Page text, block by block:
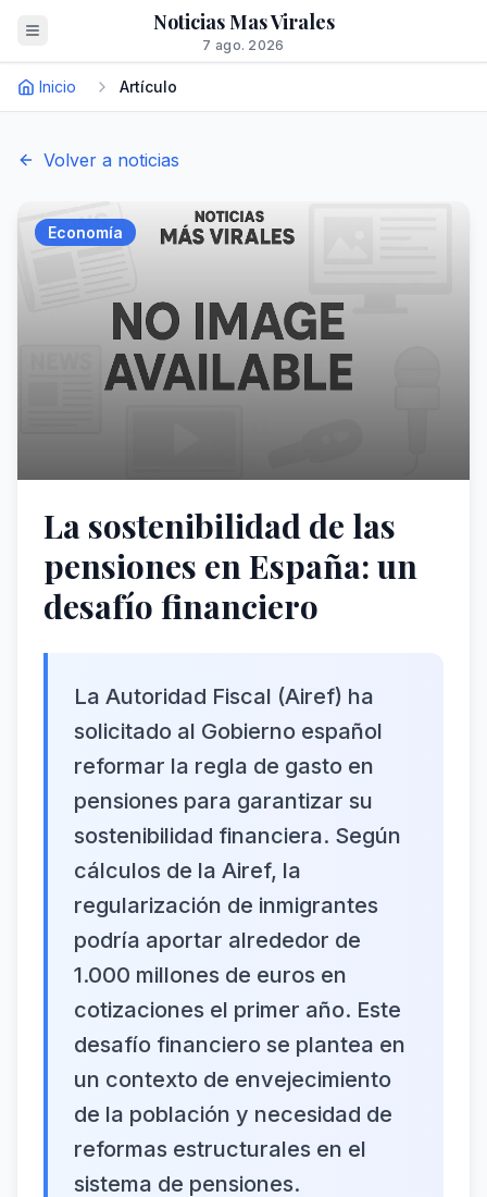
Noticias Mas Virales
7 ago. 2026
Inicio Artículo
Volver a noticias
Economía
La sostenibilidad de las
pensiones en España: un
desafío financiero
La Autoridad Fiscal (Airef) ha
solicitado al Gobierno español
reformar la regla de gasto en
pensiones para garantizar su
sostenibilidad financiera. Según
cálculos de la Airef, la
regularización de inmigrantes
podría aportar alrededor de
1.000 millones de euros en
cotizaciones el primer año. Este
desafío financiero se plantea en
un contexto de envejecimiento
de la población y necesidad de
reformas estructurales en el
sistema de pensiones.